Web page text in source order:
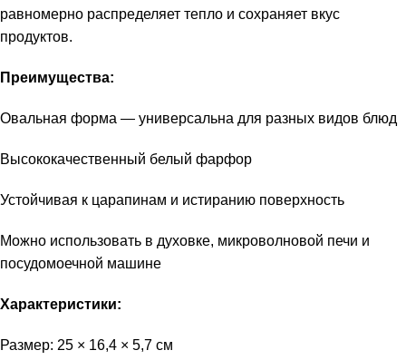
равномерно распределяет тепло и сохраняет вкус
продуктов.
Преимущества:
Овальная форма — универсальна для разных видов блюд
Высококачественный белый фарфор
Устойчивая к царапинам и истиранию поверхность
Можно использовать в духовке, микроволновой печи и
посудомоечной машине
Характеристики:
Размер: 25 × 16,4 × 5,7 см